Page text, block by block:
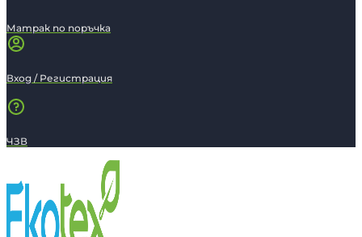
Матрак по поръчка
Вход / Регистрация
ЧЗВ